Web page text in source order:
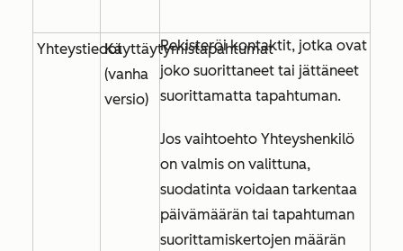
YhteystiedotKäyttäytymistapahtumat
(vanha
versio)
Rekisteröi kontaktit, jotka ovat
joko suorittaneet tai jättäneet
suorittamatta tapahtuman.
Jos vaihtoehto Yhteyshenkilö
on valmis on valittuna,
suodatinta voidaan tarkentaa
päivämäärän tai tapahtuman
suorittamiskertojen määrän